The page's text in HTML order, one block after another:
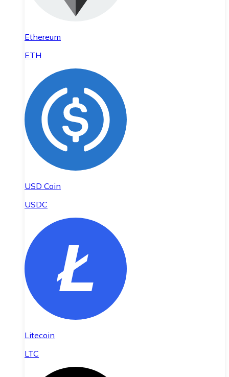
Ethereum
ETH
USD Coin
USDC
Litecoin
LTC